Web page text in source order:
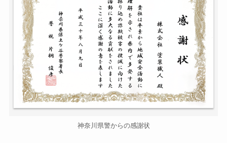
神奈川県警からの感謝状